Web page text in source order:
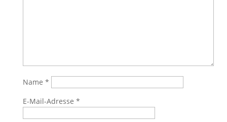
Name *
E-Mail-Adresse *